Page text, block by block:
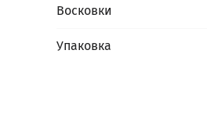
Восковки
Упаковка